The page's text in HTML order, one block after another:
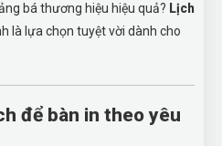
bá thương hiệu hiệu quả? Lịch
là lựa chọn tuyệt vời dành cho
để bàn in theo yêu